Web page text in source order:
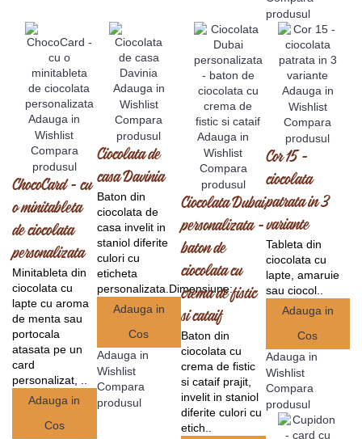
produsul
Adauga in
Wishlist
Compara
produsul
ChocoCard - cu
o minitableta
de ciocolata
personalizata
Minitableta din
ciocolata cu
lapte cu aroma
de menta sau
portocala
atasata pe un
card
personalizat, ..
Adauga in
Cos
Adauga in
Wishlist
Compara
produsul
Ciocolata de
casa Davinia
Baton din
ciocolata de
casa invelit in
staniol diferite
culori cu
eticheta
personalizata.Dimensiune:..
Adauga in
Cos
Adauga in
Wishlist
Compara
produsul
Adauga in
Wishlist
Compara
produsul
Ciocolata Dubai
personalizata -
baton de
ciocolata cu
crema de fistic
si cataif
Baton din
ciocolata cu
crema de fistic
si cataif prajit,
invelit in staniol
diferite culori cu
etich..
Adauga in
Wishlist
Compara
produsul
Cor 15 -
ciocolata
patrata in 3
variante
Tableta din
ciocolata cu
lapte, amaruie
sau ciocol..
Adauga in
Cos
Adauga in
Wishlist
Compara
produsul